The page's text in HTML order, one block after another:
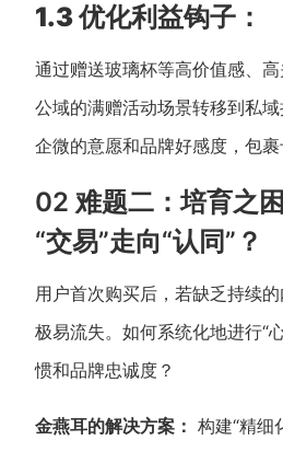
1.3 优化利益钩子：
通过赠送玻璃杯等高价值感、
公域的满赠活动场景转移到私
企微的意愿和品牌好感度，包裹
02 难题二：培育之
“交易”走向“认同”？
用户首次购买后，若缺乏持续
极易流失。如何系统化地进行“
惯和品牌忠诚度？
金燕耳的解决方案： 构建“精细